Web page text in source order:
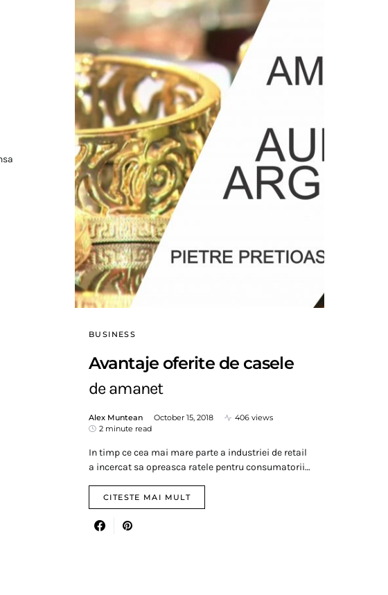
BUSINESS
Avantaje oferite de casele
de amanet
Alex Muntean October 15, 2018
406 views
2 minute read
In timp ce cea mai mare parte a industriei de retail
a incercat sa opreasca ratele pentru consumatorii…
CITESTE MAI MULT